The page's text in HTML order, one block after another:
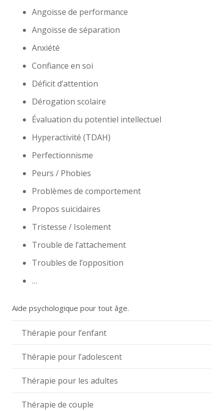
Angoisse de performance
Angoisse de séparation
Anxiété
Confiance en soi
Déficit d’attention
Dérogation scolaire
Évaluation du potentiel intellectuel
Hyperactivité (TDAH)
Perfectionnisme
Peurs / Phobies
Problèmes de comportement
Propos suicidaires
Tristesse / Isolement
Trouble de l’attachement
Troubles de l’opposition
…
Aide psychologique pour tout âge.
Thérapie pour l’enfant
Thérapie pour l’adolescent
Thérapie pour les adultes
Thérapie de couple